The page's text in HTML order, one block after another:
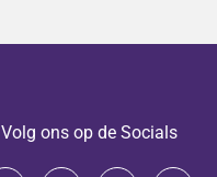
Volg ons op de Socials